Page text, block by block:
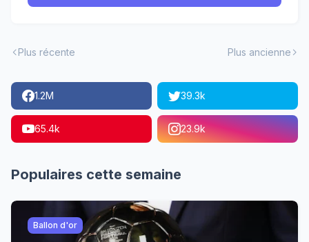
Plus récente Plus ancienne
1.2M 39.3k
65.4k 23.9k
Populaires cette semaine
Ballon d'or